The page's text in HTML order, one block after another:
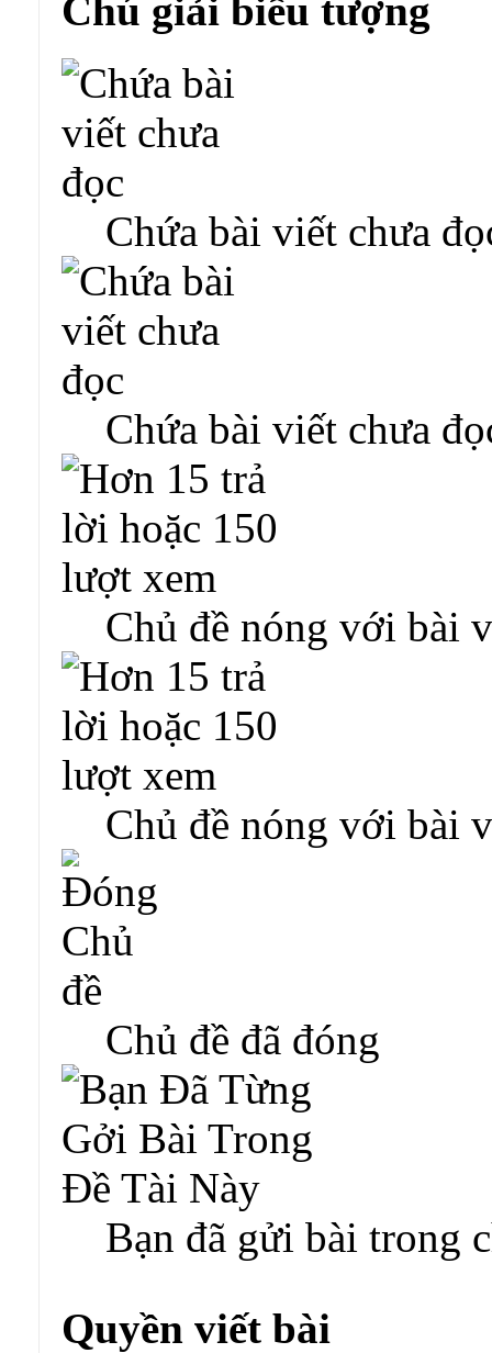
Chú giải biểu tượng
Chứa bài viết chưa
Chứa bài viết chưa
Chủ đề nóng với bài
Chủ đề nóng với bài
Chủ đề đã đóng
Bạn đã gửi bài trong
Quyền viết bài